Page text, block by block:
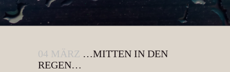
04 MÄRZ …MITTEN IN DEN
REGEN…